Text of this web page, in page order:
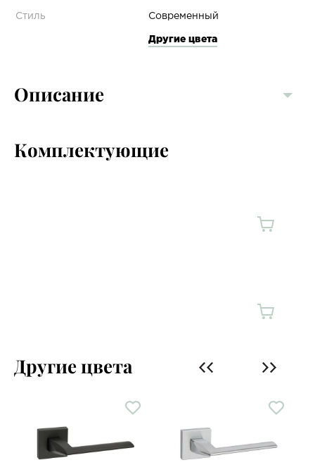
Стиль Современный
Другие цвета
Описание
Комплектующие
Другие цвета